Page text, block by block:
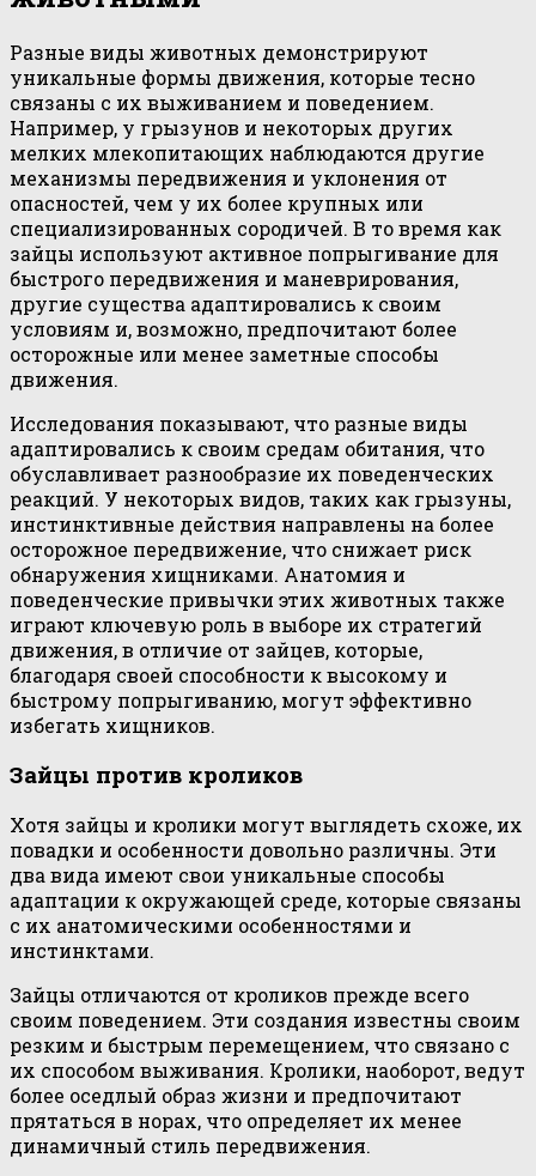
Разные виды животных демонстрируют
уникальные формы движения, которые тесно
связаны с их выживанием и поведением.
Например, у грызунов и некоторых других
мелких млекопитающих наблюдаются другие
механизмы передвижения и уклонения от
опасностей, чем у их более крупных или
специализированных сородичей. В то время как
зайцы используют активное попрыгивание для
быстрого передвижения и маневрирования,
другие существа адаптировались к своим
условиям и, возможно, предпочитают более
осторожные или менее заметные способы
движения.
Исследования показывают, что разные виды
адаптировались к своим средам обитания, что
обуславливает разнообразие их поведенческих
реакций. У некоторых видов, таких как грызуны,
инстинктивные действия направлены на более
осторожное передвижение, что снижает риск
обнаружения хищниками. Анатомия и
поведенческие привычки этих животных также
играют ключевую роль в выборе их стратегий
движения, в отличие от зайцев, которые,
благодаря своей способности к высокому и
быстрому попрыгиванию, могут эффективно
избегать хищников.
Зайцы против кроликов
Хотя зайцы и кролики могут выглядеть схоже, их
повадки и особенности довольно различны. Эти
два вида имеют свои уникальные способы
адаптации к окружающей среде, которые связаны
с их анатомическими особенностями и
инстинктами.
Зайцы отличаются от кроликов прежде всего
своим поведением. Эти создания известны своим
резким и быстрым перемещением, что связано с
их способом выживания. Кролики, наоборот, ведут
более оседлый образ жизни и предпочитают
прятаться в норах, что определяет их менее
динамичный стиль передвижения.